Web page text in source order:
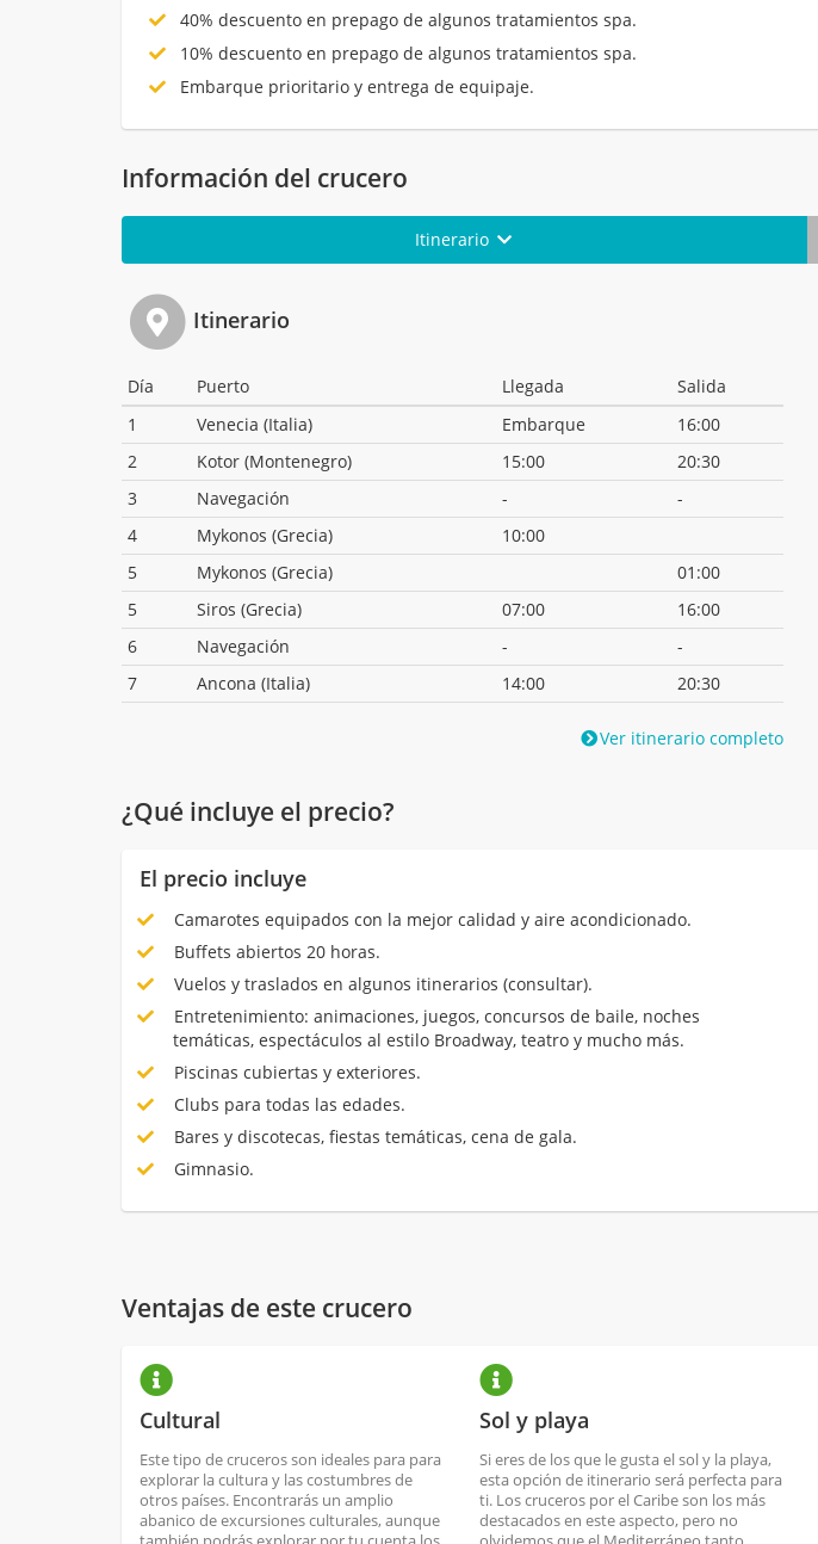
40% descuento en prepago de algunos tratamientos spa.
10% descuento en prepago de algunos tratamientos spa.
Embarque prioritario y entrega de equipaje.
Información del crucero
Itinerario
Itinerario
Día Puerto Llegada
Salida
1
Venecia (Italia) Embarque
16:00
2
Kotor (Montenegro) 15:00
20:30
3
Navegación -
-
4
Mykonos (Grecia)
10:00
5
Mykonos (Grecia)
01:00
5
Siros (Grecia) 07:00
16:00
6
Navegación -
-
7
Ancona (Italia) 14:00 20:30
Ver itinerario completo
¿Qué incluye el precio?
El precio incluye
Camarotes equipados con la mejor calidad y aire acondicionado.
Buffets abiertos 20 horas.
Vuelos y traslados en algunos itinerarios (consultar).
Entretenimiento: animaciones, juegos, concursos de baile, noches
temáticas, espectáculos al estilo Broadway, teatro y mucho más.
Piscinas cubiertas y exteriores.
Clubs para todas las edades.
Bares y discotecas, fiestas temáticas, cena de gala.
Gimnasio.
Ventajas de este crucero
Cultural
Este tipo de cruceros son ideales para para
explorar la cultura y las costumbres de
otros países. Encontrarás un amplio
abanico de excursiones culturales, aunque
Sol y playa
Si eres de los que le gusta el sol y la playa,
esta opción de itinerario será perfecta para
ti. Los cruceros por el Caribe son los más
destacados en este aspecto, pero no